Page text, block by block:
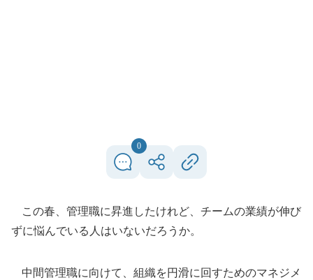
0
この春、管理職に昇進したけれど、チームの業績が伸び
ずに悩んでいる人はいないだろうか。
中間管理職に向けて、組織を円滑に回すためのマネジメ